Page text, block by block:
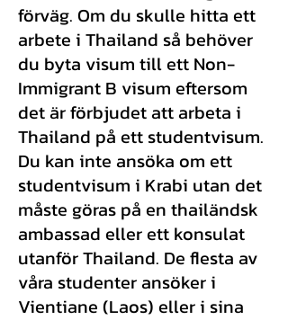
förväg. Om du skulle hitta ett
arbete i Thailand så behöver
du byta visum till ett Non-
Immigrant B visum eftersom
det är förbjudet att arbeta i
Thailand på ett studentvisum.
Du kan inte ansöka om ett
studentvisum i Krabi utan det
måste göras på en thailändsk
ambassad eller ett konsulat
utanför Thailand. De flesta av
våra studenter ansöker i
Vientiane (Laos) eller i sina